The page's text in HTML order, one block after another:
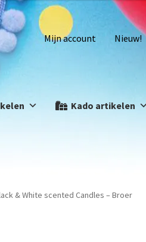
Mijn account Nieuw!
Kado artikelen
& White scented Candles – Broer